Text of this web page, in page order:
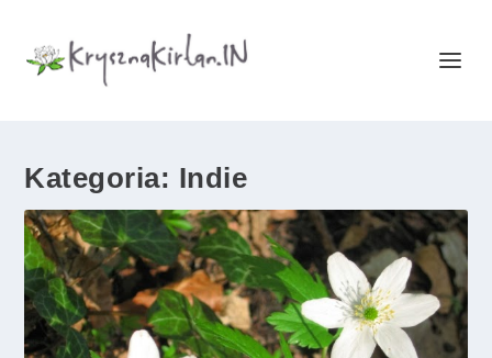
Kategoria: Indie